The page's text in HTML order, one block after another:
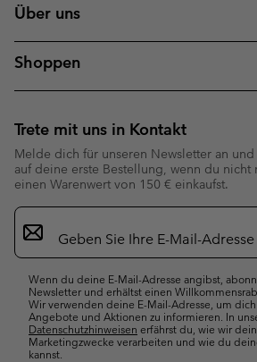
Über uns
Shoppen
Trete mit uns in Kontakt
Melde dich für unseren Newsletter an und
auf deine erste Bestellung, wenn du
einen Warenwert von 150 € einkaufst.
Newsletter-
Anmeldung
Wenn du deine E-Mail-Adresse angibst,
Newsletter und erhältst einen
Wir verwenden deine E-Mail-Adresse, um
Angebote und Aktionen zu informieren. In
Datenschutzhinweisen erfährst du, wie wir
Marketingzwecke verarbeiten und wie du
kannst.